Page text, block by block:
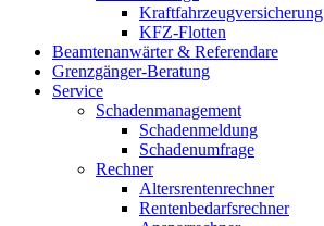
Kraftfahrzeugversicherung
KFZ-Flotten
Beamtenanwärter & Referendare
Grenzgänger-Beratung
Service
Schadenmanagement
Schadenmeldung
Schadenumfrage
Rechner
Altersrentenrechner
Rentenbedarfsrechner